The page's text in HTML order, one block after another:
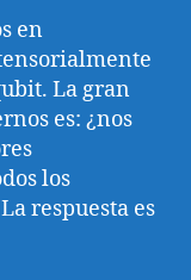
en
La gran
es: ¿nos
los
respuesta es